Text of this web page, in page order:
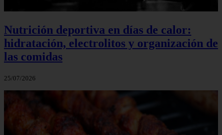
Nutrición deportiva en días de calor:
hidratación, electrolitos y organización de
las comidas
25/07/2026